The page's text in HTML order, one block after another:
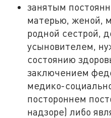
занятым
матерью, женой,
родной сестрой,
усыновителем,
состоянию
заключением
медико-
постороннем
надзоре) либо